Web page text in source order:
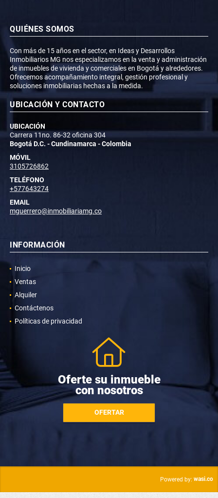
QUIÉNES SOMOS
Con más de 15 años en el sector, en Ideas y Desarrollos
Inmobiliarios MG nos especializamos en la venta y administración
de inmuebles de vivienda y comerciales en Bogotá y alrededores.
Ofrecemos acompañamiento integral, gestión profesional y
soluciones inmobiliarias hechas a la medida.
UBICACIÓN Y CONTACTO
UBICACIÓN
Carrera 11no. 86-32 oficina 304
Bogotá D.C. - Cundinamarca - Colombia
MÓVIL
3105726862
TELÉFONO
+577643274
EMAIL
mguerrero@inmobiliariamg.co
INFORMACIÓN
Inicio
Ventas
Alquiler
Contáctenos
Políticas de privacidad
Oferte su inmueble
con nosotros
OFERTAR
Powered by: wasi.co